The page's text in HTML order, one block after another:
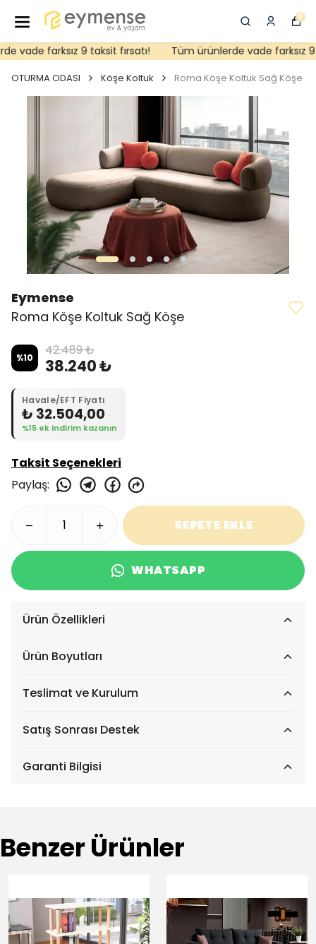
0
vade farksız 9 taksit fırsatı! Tüm ürünlerde vade farksız 9
OTURMA ODASI Köşe Koltuk Roma Köşe Koltuk Sağ Köşe
Eymense
Roma Köşe Koltuk Sağ Köşe
%10 42.489 ₺
38.240 ₺
Havale/EFT Fiyatı
₺ 32.504,00
%15 ek indirim kazanın
Taksit Seçenekleri
Paylaş:
SEPETE EKLE
WHATSAPP
Ürün Özellikleri
Ürün Boyutları
Teslimat ve Kurulum
Satış Sonrası Destek
Garanti Bilgisi
Benzer Ürünler